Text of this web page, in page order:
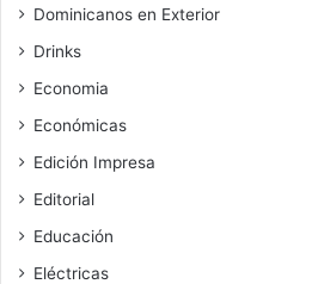
Dominicanos en Exterior
Drinks
Economia
Económicas
Edición Impresa
Editorial
Educación
Eléctricas